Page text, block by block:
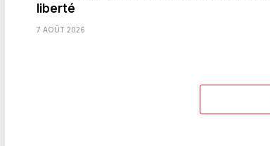
liberté
7 AOÛT 2026